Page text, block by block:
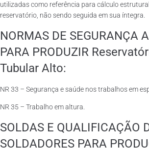
utilizadas como referência para cálculo
reservatório, não sendo seguida em sua íntegra.
NORMAS DE SEGURANÇA
PARA PRODUZIR
Tubular Alto:
NR 33 – Segurança e saúde nos trabalhos em
NR 35 – Trabalho em altura.
SOLDAS E QUALIFICAÇÃO
SOLDADORES PARA